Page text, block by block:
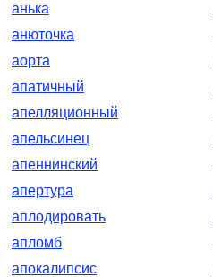
анька
анюточка
аорта
апатичный
апелляционный
апельсинец
апеннинский
апертура
аплодировать
апломб
апокалипсис